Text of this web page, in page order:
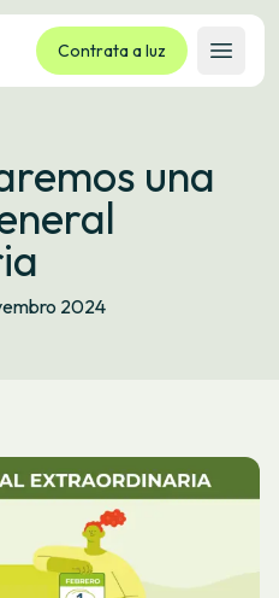
Contrata a luz
Abrir
una
2024